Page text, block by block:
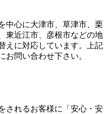
中心に大津市、草津市、栗
東近江市、彦根市などの地
えに対応しています。上記
お問い合わせ下さい。
されるお客様に「安心・安